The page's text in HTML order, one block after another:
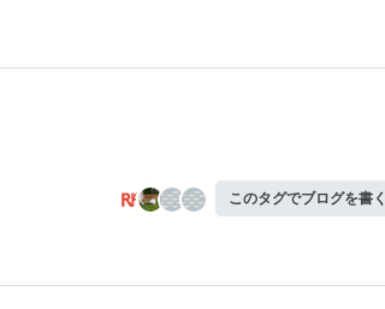
このタグでブログを書く